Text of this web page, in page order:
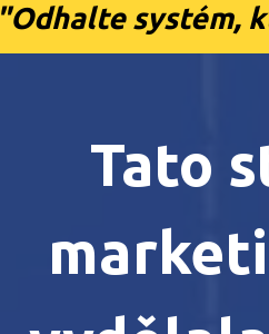
"Odhalte systém,
Tato